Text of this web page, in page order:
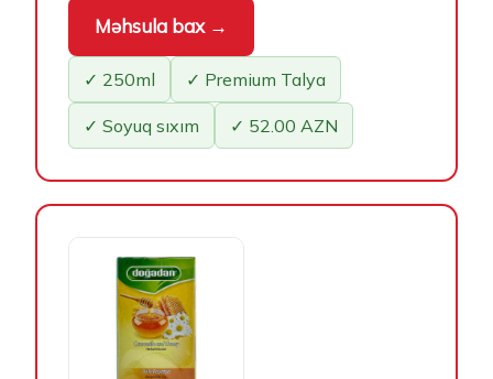
Məhsula bax →
✓ 250ml ✓ Premium Talya
✓ Soyuq sıxım ✓ 52.00 AZN